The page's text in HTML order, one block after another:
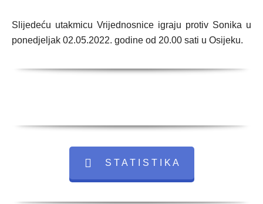
Slijedeću utakmicu Vrijednosnice igraju protiv Sonika u
ponedjeljak 02.05.2022. godine od 20.00 sati u Osijeku.
S T A T I S T I K A